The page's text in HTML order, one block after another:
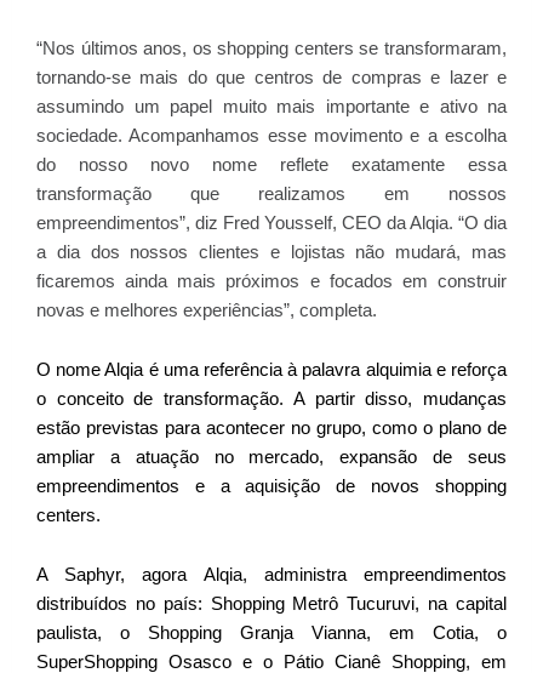
“Nos últimos anos, os shopping centers se transformaram,
tornando-se mais do que centros de compras e lazer e
assumindo um papel muito mais importante e ativo na
sociedade. Acompanhamos esse movimento e a escolha
do nosso novo nome reflete exatamente essa
transformação que realizamos em nossos
empreendimentos”, diz Fred Yousself, CEO da Alqia. “O dia
a dia dos nossos clientes e lojistas não mudará, mas
ficaremos ainda mais próximos e focados em construir
novas e melhores experiências”, completa.
O nome Alqia é uma referência à palavra alquimia e reforça
o conceito de transformação. A partir disso, mudanças
estão previstas para acontecer no grupo, como o plano de
ampliar a atuação no mercado, expansão de seus
empreendimentos e a aquisição de novos shopping
centers.
A Saphyr, agora Alqia, administra empreendimentos
distribuídos no país: Shopping Metrô Tucuruvi, na capital
paulista, o Shopping Granja Vianna, em Cotia, o
SuperShopping Osasco e o Pátio Cianê Shopping, em